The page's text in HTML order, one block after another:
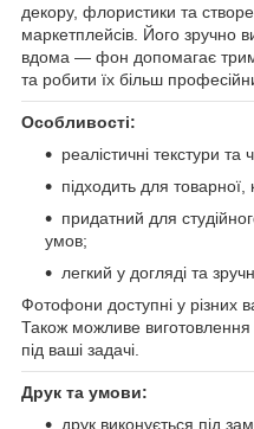
декору, флористики та
маркетплейсів. Його зручно
вдома — фон допомагає
та робити їх більш
Особливості:
реалістичні текстури
підходить для
придатний для
умов;
легкий у догляді та
Фотофони доступні у різних
Також можливе виготовлення
під ваші задачі.
Друк та умови:
друк виконується під